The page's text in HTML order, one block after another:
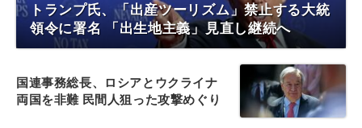
トランプ氏、「出産ツーリズム」禁止する大統
領令に署名 「出生地主義」見直し継続へ
国連事務総長、ロシアとウクライナ
両国を非難 民間人狙った攻撃めぐり